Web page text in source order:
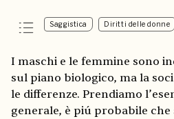
Saggistica Diritti delle donne
I maschi e le femmine sono
sul piano biologico, ma la
le differenze. Prendiamo
generale, è piú probabile che